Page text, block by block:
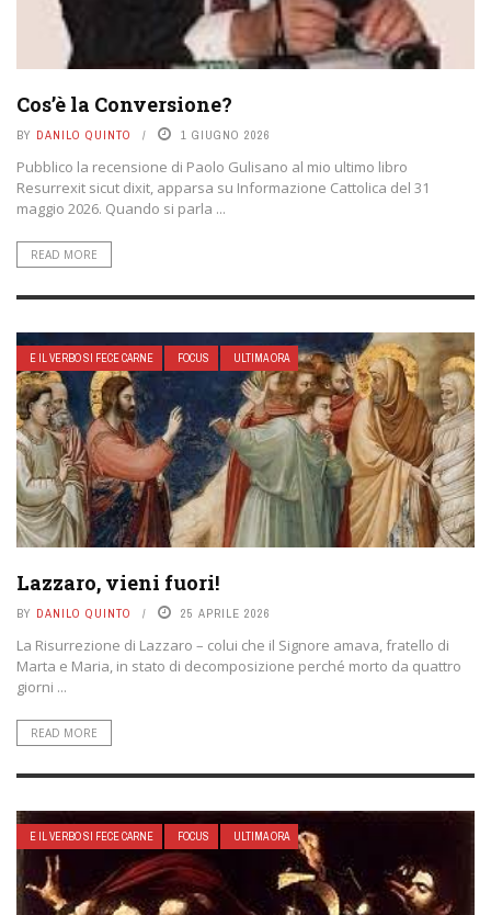
Cos’è la Conversione?
BY DANILO QUINTO 1 GIUGNO 2026
Pubblico la recensione di Paolo Gulisano al mio ultimo libro
Resurrexit sicut dixit, apparsa su Informazione Cattolica del 31
maggio 2026. Quando si parla ...
READ MORE
E IL VERBO SI FECE CARNE FOCUS ULTIMA ORA
Lazzaro, vieni fuori!
BY DANILO QUINTO 25 APRILE 2026
La Risurrezione di Lazzaro – colui che il Signore amava, fratello di
Marta e Maria, in stato di decomposizione perché morto da quattro
giorni ...
READ MORE
E IL VERBO SI FECE CARNE FOCUS ULTIMA ORA